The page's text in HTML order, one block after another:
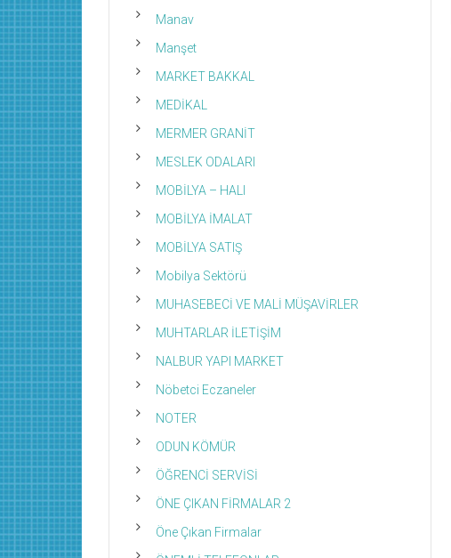
Manav
Manşet
MARKET BAKKAL
MEDİKAL
MERMER GRANİT
MESLEK ODALARI
MOBİLYA – HALI
MOBİLYA İMALAT
MOBİLYA SATIŞ
Mobilya Sektörü
MUHASEBECİ VE MALİ MÜŞAVİRLER
MUHTARLAR İLETİŞİM
NALBUR YAPI MARKET
Nöbetci Eczaneler
NOTER
ODUN KÖMÜR
ÖĞRENCİ SERVİSİ
ÖNE ÇIKAN FİRMALAR 2
Öne Çıkan Firmalar